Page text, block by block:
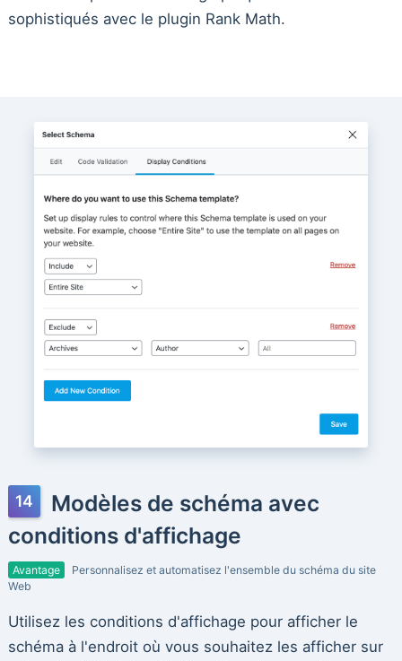
sophistiqués avec le plugin Rank Math.
Modèles de schéma avec
conditions d'affichage
Avantage
Personnalisez et automatisez l'ensemble du schéma du site
Web
Utilisez les conditions d'affichage pour afficher le
schéma à l'endroit où vous souhaitez les afficher sur